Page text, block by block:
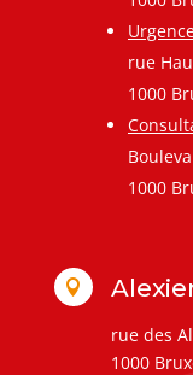
rue
1000
1000

rue des
1000